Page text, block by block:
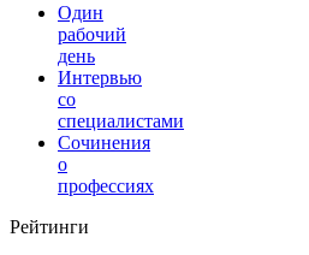
Один
рабочий
день
Интервью
со
специалистами
Сочинения
о
профессиях
Рейтинги